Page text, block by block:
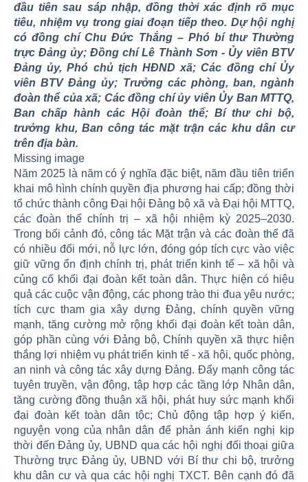
đầu tiên sau sáp nhập, đồng thời xác định rõ mục
tiêu, nhiệm vụ trong giai đoạn tiếp theo. Dự hội nghị
có đồng chí Chu Đức Thắng – Phó bí thư Thường
trực Đảng ủy; Đồng chí Lê Thành Sơn - Ủy viên BTV
Đảng ủy, Phó chủ tịch HĐND xã; Các đồng chí Ủy
viên BTV Đảng ủy; Trưởng các phòng, ban, ngành
đoàn thể của xã; Các đồng chí ủy viên Ủy Ban MTTQ,
Ban chấp hành các Hội đoàn thể; Bí thư chi bộ,
trưởng khu, Ban công tác mặt trận các khu dân cư
trên địa bàn.
Missing image
Năm 2025 là năm có ý nghĩa đặc biệt, năm đầu tiên triển
khai mô hình chính quyền địa phương hai cấp; đồng thời
tổ chức thành công Đại hội Đảng bộ xã và Đại hội MTTQ,
các đoàn thể chính trị – xã hội nhiệm kỳ 2025–2030.
Trong bối cảnh đó, công tác Mặt trận và các đoàn thể đã
có nhiều đổi mới, nỗ lực lớn, đóng góp tích cực vào việc
giữ vững ổn định chính trị, phát triển kinh tế – xã hội và
củng cố khối đại đoàn kết toàn dân. Thực hiện có hiệu
quả các cuộc vận động, các phong trào thi đua yêu nước;
tích cực tham gia xây dựng Đảng, chính quyền vững
mạnh, tăng cường mở rộng khối đại đoàn kết toàn dân,
góp phần cùng với Đảng bộ, Chính quyền xã thực hiện
thắng lợi nhiệm vụ phát triển kinh tế - xã hội, quốc phòng,
an ninh và công tác xây dựng Đảng. Đẩy mạnh công tác
tuyên truyền, vận động, tập hợp các tầng lớp Nhân dân,
tăng cường đồng thuận xã hội, phát huy sức mạnh khối
đại đoàn kết toàn dân tộc; Chủ động tập hợp ý kiến,
nguyện vọng của nhân dân để phản ánh kiến nghị kịp
thời đến Đảng ủy, UBND qua các hội nghị đối thoại giữa
Thường trực Đảng ủy, UBND với Bí thư chi bộ, trưởng
khu dân cư và qua các hội nghị TXCT. Bên cạnh đó đã